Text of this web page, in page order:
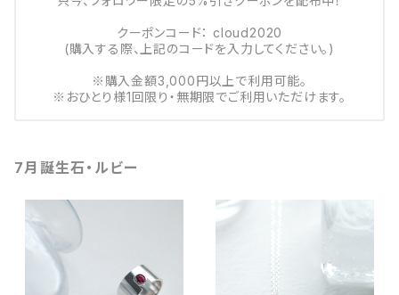
クーポンコード： cloud2020
(購入する際、上記のコードを入力してください。)
※購入金額3,000円以上で利用可能。
※おひとり様1回限り・無期限でご利用いただけます。
7月誕生石・ルビー